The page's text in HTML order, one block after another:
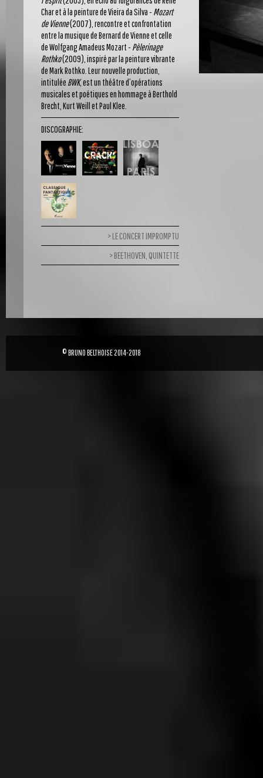
Char et à la peinture de Vieira da Silva - Mozart
de Vienne(2007), rencontre et confrontation
entre la musique de Bernard de Vienne et celle
de Wolfgang Amadeus Mozart - Pèlerinage
Rothko(2009), inspiré par la peinture vibrante
de Mark Rothko. Leur nouvelle production,
intitulée BWK, est un théâtre d’opérations
musicales et poétiques en hommage à Berthold
Brecht, Kurt Weill et Paul Klee.
DISCOGRAPHIE:
LE CONCERT IMPROMPTU
BEETHOVEN, QUINTETTE
© BRUNO BELTHOISE 2014-2018